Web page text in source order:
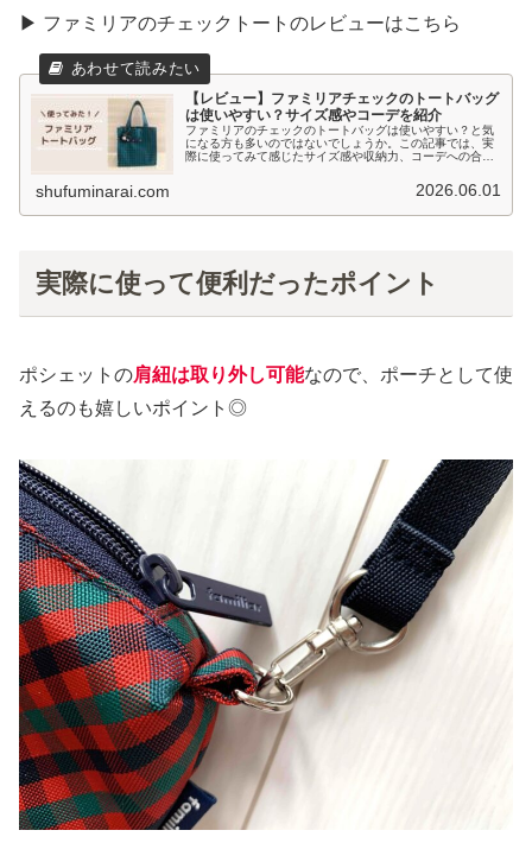
▶ ファミリアのチェックトートのレビューはこちら
【レビュー】ファミリアチェックのトートバッグ
は使いやすい？サイズ感やコーデを紹介
ファミリアのチェックのトートバッグは使いやすい？と気
になる方も多いのではないでしょうか。この記事では、実
際に使ってみて感じたサイズ感や収納力、コーデへの合わ
shufuminarai.com 2026.06.01
実際に使って便利だったポイント
ポシェットの肩紐は取り外し可能なので、ポーチとして使
えるのも嬉しいポイント◎